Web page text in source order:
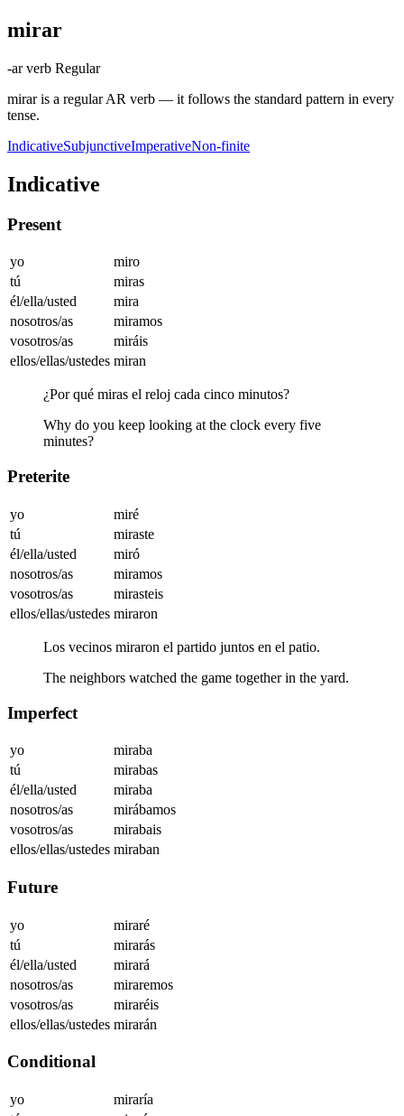
mirar
-ar verb Regular
mirar is a regular AR verb — it follows the standard pattern in every
tense.
IndicativeSubjunctiveImperativeNon-finite
Indicative
Present
yo
miro
tú
miras
él/ella/usted
mira
nosotros/as
miramos
vosotros/as
miráis
ellos/ellas/ustedes miran
¿Por qué miras el reloj cada cinco minutos?
Why do you keep looking at the clock every five
minutes?
Preterite
yo
miré
tú
miraste
él/ella/usted
miró
nosotros/as
miramos
vosotros/as
mirasteis
ellos/ellas/ustedes miraron
Los vecinos miraron el partido juntos en el patio.
The neighbors watched the game together in the yard.
Imperfect
yo
miraba
tú
mirabas
él/ella/usted
miraba
nosotros/as
mirábamos
vosotros/as
mirabais
ellos/ellas/ustedes miraban
Future
yo
miraré
tú
mirarás
él/ella/usted
mirará
nosotros/as
miraremos
vosotros/as
miraréis
ellos/ellas/ustedes mirarán
Conditional
yo
miraría